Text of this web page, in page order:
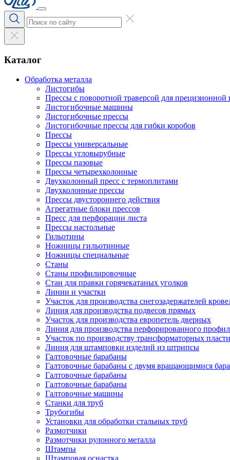
Каталог
Обработка металла
Листогибы
Прессы с поворотной траверсой для прецизионной
Листогибочные машины
Листогибочные прессы
Листогибочные прессы для гибки коробов
Прессы
Прессы универсальные
Прессы угловырубные
Прессы пазовые
Прессы четырехколонные
Двухколонный пресс с термоплитами
Двухколонные прессы
Прессы двустороннего действия
Агрегатные блоки прессов
Пресс для перфорации листа
Прессы настольные
Гильотины
Ножницы гильотинные
Ножницы специальные
Станы
Станы профилировочные
Стан для правки горячекатаных уголков
Линии и участки
Участок для производства снегозадержателей
Линия для производства подвесов прямых
Участок для производства европетель дверных
Линия для производства перфорированного
Участок по производству трансформаторных
Линия для штамповки изделий из штрипсы
Галтовочные барабаны
Галтовочные барабаны с двумя вращающимися
Галтовочные барабаны
Галтовочные барабаны
Галтовочные машины
Станки для труб
Трубогибы
Установки для обработки стальных труб
Размотчики
Размотчики рулонного металла
Штампы